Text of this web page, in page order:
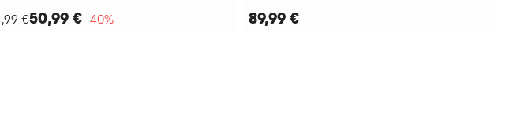
€50,99 €−40% 89,99 €